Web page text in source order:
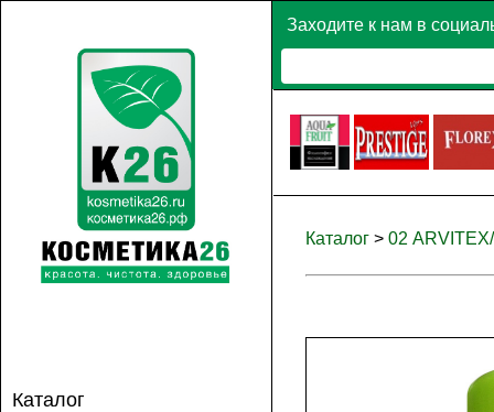
Заходите к нам в
Каталог
Каталог > 02